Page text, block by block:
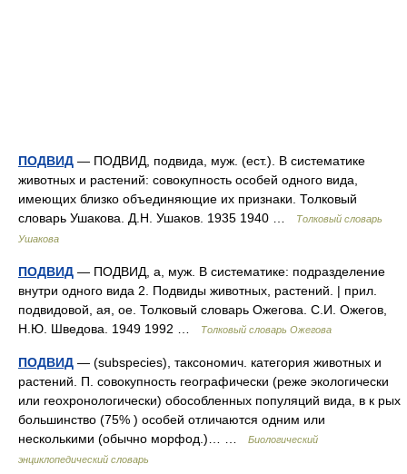
ПОДВИД — ПОДВИД, подвида, муж. (ест.). В систематике
животных и растений: совокупность особей одного вида,
имеющих близко объединяющие их признаки. Толковый
словарь Ушакова. Д.Н. Ушаков. 1935 1940 …
Толковый словарь
Ушакова
ПОДВИД — ПОДВИД, а, муж. В систематике: подразделение
внутри одного вида 2. Подвиды животных, растений. | прил.
подвидовой, ая, ое. Толковый словарь Ожегова. С.И. Ожегов,
Н.Ю. Шведова. 1949 1992 …
Толковый словарь Ожегова
ПОДВИД — (subspecies), таксономич. категория животных и
растений. П. совокупность географически (реже экологически
или геохронологически) обособленных популяций вида, в к рых
большинство (75% ) особей отличаются одним или
несколькими (обычно морфод.)… …
Биологический
энциклопедический словарь